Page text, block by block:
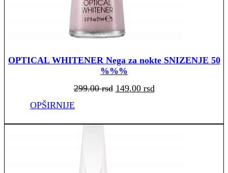
OPTICAL WHITENER Nega za nokte SNIZENJE 50
%%%
299.00rsd Originalna
cena
149.00 rsdTrenutna
cena
OPŠIRNIJE